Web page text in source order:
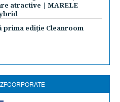
atractive | MARELE
prima ediție Cleanroom